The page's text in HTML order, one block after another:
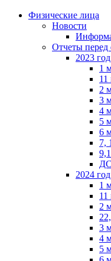
Физические лица
Новости
Отчеты
2023 год
1
11
2
3
4
5
6
7,
2024 год
1
11
2
3
4
5